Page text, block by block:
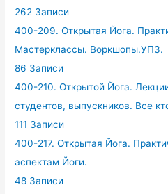
262 Записи
400-209. Открытая Йога.
Мастерклассы. Воркшопы.УПЗ.
86 Записи
400-210. Открытой Йога.
студентов, выпускников. Все
111 Записи
400-217. Открытая Йога.
аспектам Йоги.
48 Записи